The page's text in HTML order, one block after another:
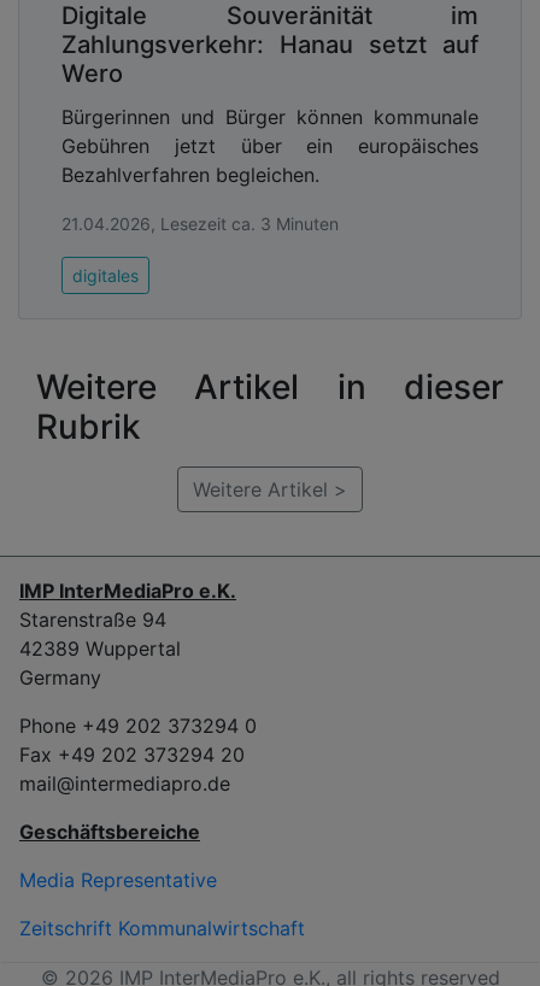
Digitale Souveränität im
Zahlungsverkehr: Hanau setzt auf
Wero
Bürgerinnen und Bürger können kommunale
Gebühren jetzt über ein europäisches
Bezahlverfahren begleichen.
21.04.2026, Lesezeit ca. 3 Minuten
digitales
Weitere Artikel in dieser
Rubrik
Weitere Artikel >
IMP InterMediaPro e.K.
Starenstraße 94
42389 Wuppertal
Germany
Phone +49 202 373294 0
Fax +49 202 373294 20
mail@intermediapro.de
Geschäftsbereiche
Media Representative
Zeitschrift Kommunalwirtschaft
© 2026 IMP InterMediaPro e.K., all rights reserved